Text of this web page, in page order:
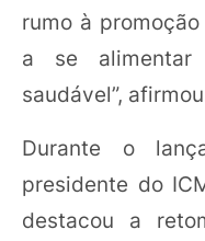
rumo à
a se
saudável”,
Durante o
presidente do
destacou a